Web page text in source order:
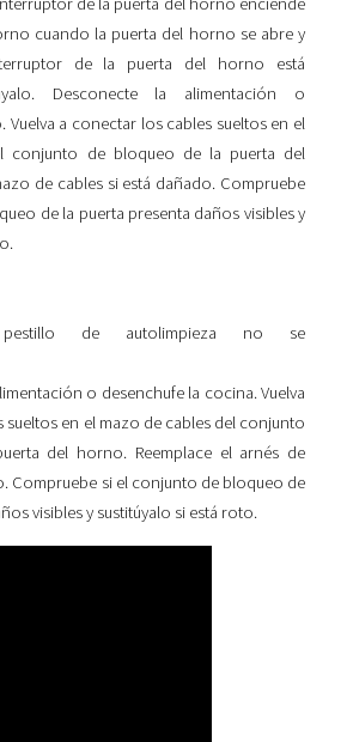
cuando la puerta del horno se abre y
de la puerta del horno está
Desconecte la alimentación o
Vuelva a conectar los cables sueltos en el
conjunto de bloqueo de la puerta del
de cables si está dañado. Compruebe
de la puerta presenta daños visibles y
de autolimpieza no se
o desenchufe la cocina. Vuelva
sueltos en el mazo de cables del conjunto
del horno. Reemplace el arnés de
Compruebe si el conjunto de bloqueo de
visibles y sustitúyalo si está roto.